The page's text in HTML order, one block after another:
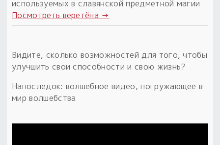
используемых в славянской предметной магии
Посмотреть веретёна →
Видите, сколько возможностей для того, чтобы
улучшить свои способности и свою жизнь?
Напоследок: волшебное видео, погружающее в
мир волшебства